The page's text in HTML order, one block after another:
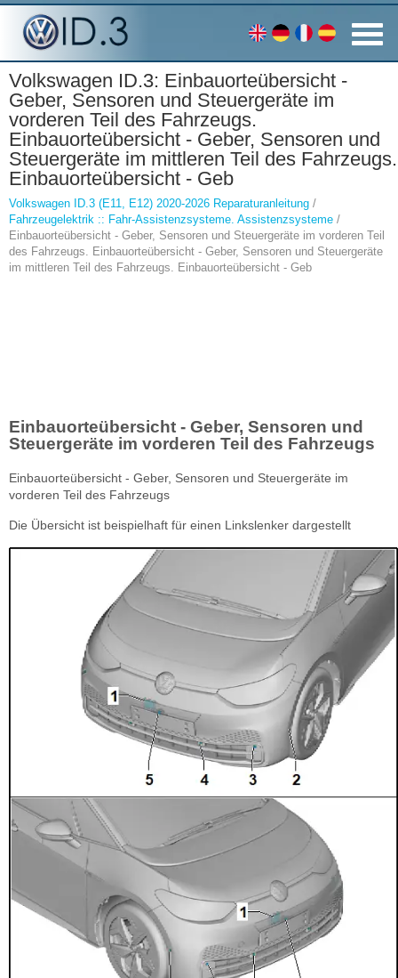
Volkswagen ID.3: Einbauorteübersicht -
Geber, Sensoren und Steuergeräte im
vorderen Teil des Fahrzeugs.
Einbauorteübersicht - Geber, Sensoren und
Steuergeräte im mittleren Teil des Fahrzeugs.
Einbauorteübersicht - Geb
Volkswagen ID.3 (E11, E12) 2020-2026 Reparaturanleitung /
Fahrzeugelektrik :: Fahr-Assistenzsysteme. Assistenzsysteme /
Einbauorteübersicht - Geber, Sensoren und Steuergeräte im vorderen Teil
des Fahrzeugs. Einbauorteübersicht - Geber, Sensoren und Steuergeräte
im mittleren Teil des Fahrzeugs. Einbauorteübersicht - Geb
Einbauorteübersicht - Geber, Sensoren und
Steuergeräte im vorderen Teil des Fahrzeugs
Einbauorteübersicht - Geber, Sensoren und Steuergeräte im
vorderen Teil des Fahrzeugs
Die Übersicht ist beispielhaft für einen Linkslenker dargestellt